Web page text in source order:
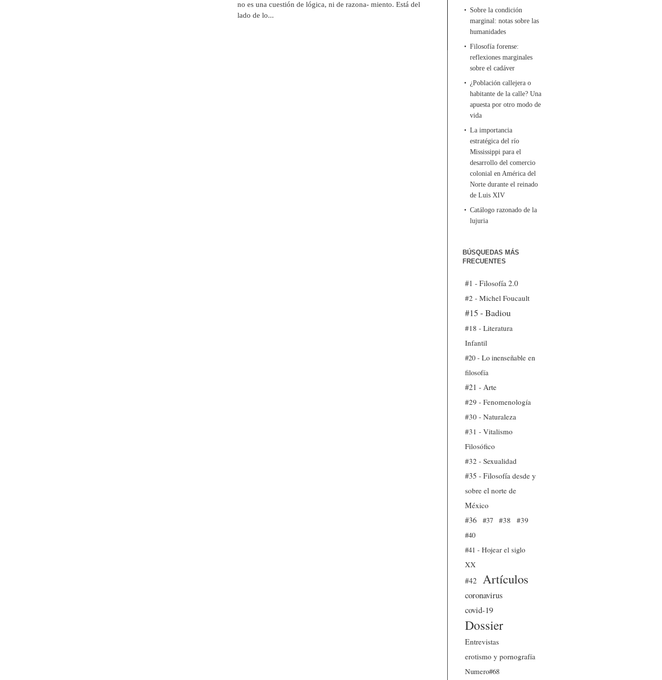
no es una cuestión de lógica, ni de razona- miento. Está del
lado de lo...
Sobre la condición
marginal: notas sobre las
humanidades
Filosofía forense:
reflexiones marginales
sobre el cadáver
¿Población callejera o
habitante de la calle? Una
apuesta por otro modo de
vida
La importancia
estratégica del río
Mississippi para el
desarrollo del comercio
colonial en América del
Norte durante el reinado
de Luis XIV
Catálogo razonado de la
lujuria
BÚSQUEDAS MÁS
FRECUENTES
#1 - Filosofía 2.0
#2 - Michel Foucault
#15 - Badiou
#18 - Literatura
Infantil
#20 - Lo inenseñable en
filosofía
#21 - Arte
#29 - Fenomenología
#30 - Naturaleza
#31 - Vitalismo
Filosófico
#32 - Sexualidad
#35 - Filosofía desde y
sobre el norte de
México
#36
#37 #38
#39
#40
#41 - Hojear el siglo
XX
#42
Artículos
coronavirus
covid-19
Dossier
Entrevistas
erotismo y pornografía
Numero#68